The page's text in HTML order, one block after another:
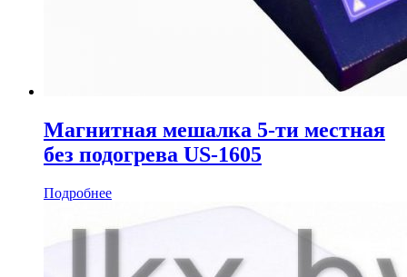
Магнитная мешалка 5-ти местная
без подогрева US-1605
Подробнее